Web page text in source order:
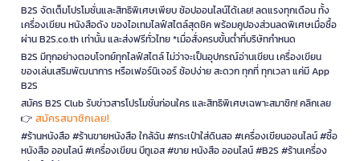
B2S จัดเต็มโปรโมชั่นและสิทธิพิเศษเพียบ ช้อปออนไลน์ได้เลย! ลดแรงทุกเดือน ทั้ง
เครื่องเขียน หนังสือดัง ของไอเทมไลฟ์สไตล์สุดชิค พร้อมคูปองส่วนลดพิเศษเมื่อซื้อ
ผ่าน B2S.co.th เท่านั้น และส่งฟรีทั่วไทย *เมื่อสั่งครบขั้นต่ำที่บริษัทกำหนด
B2S มีทุกอย่างตอบโจทย์ทุกไลฟ์สไตล์ ไม่ว่าจะเป็นอุปกรณ์อ่านเขียน เครื่องเขียน
ของเล่นเสริมพัฒนาการ หรือเฟอร์นิเจอร์ ช้อปง่าย สะดวก ทุกที่ ทุกเวลา แค่มี App
B2S
สมัคร B2S Club รับข่าวสารโปรโมชั่นก่อนใคร และสิทธิพิเศษเฉพาะสมาชิก! คลิกเลย
👉 สมัครสมาชิกเลย!
#ร้านหนังสือ #ร้านขายหนังสือ ใกล้ฉัน #กระเป๋าใส่ดินสอ #เครื่องเขียนออนไลน์ #ซื้อ
หนังสือ ออนไลน์ #เครื่องเขียน บีทูเอส #ขาย หนังสือ ออนไลน์ #B2S #ร้านเครื่อง